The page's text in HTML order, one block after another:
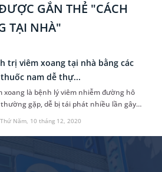
GẮN THẺ "CÁCH
TẠI NHÀ"
Thứ Năm, 10 tháng 12, 2020
trị viêm xoang tại nhà bằng các
nam dễ thự...
xoang là bệnh lý viêm nhiễm đường hô
gặp, dễ bị tái phát nhiều lần gây
chứng khó chịu, ảnh hưởng đến cuộc
và sức khỏe của bệnh nhân. Cách trị viêm
tại nhà với những nguyên liệu thiên
mà nhiều người lựa chọn.